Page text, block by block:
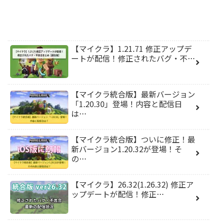
【マイクラ】1.21.71 修正アップデ
ートが配信！修正されたバグ・不…
【マイクラ統合版】最新バージョン
「1.20.30」登場！内容と配信日
は…
【マイクラ統合版】ついに修正！最
新バージョン1.20.32が登場！そ
の…
【マイクラ】26.32(1.26.32) 修正ア
ップデートが配信！修正…